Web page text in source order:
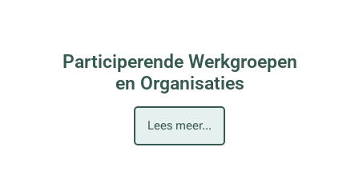
Participerende Werkgroepen
en Organisaties
Lees meer...